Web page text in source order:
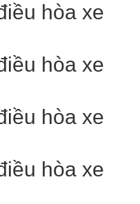
hòa xe
hòa xe
hòa xe
hòa xe